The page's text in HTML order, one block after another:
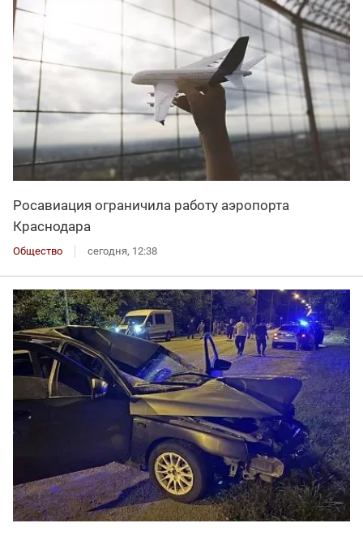
Росавиация ограничила работу аэропорта
Краснодара
Общество сегодня, 12:38